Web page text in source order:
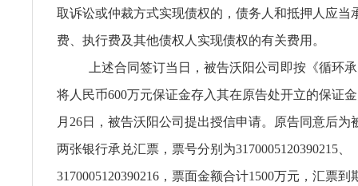
取诉讼或仲裁方式实现债权的，债务人和抵押人应当
费、执行费及其他债权人实现债权的有关费用。
上述合同签订当日，被告沃阳公司即按《循环
将人民币600万元保证金存入其在原告处开立的保证
月26日，被告沃阳公司提出授信申请。原告同意后为
两张银行承兑汇票，票号分别为3170005120390215、
3170005120390216，票面金额合计1500万元，汇票到